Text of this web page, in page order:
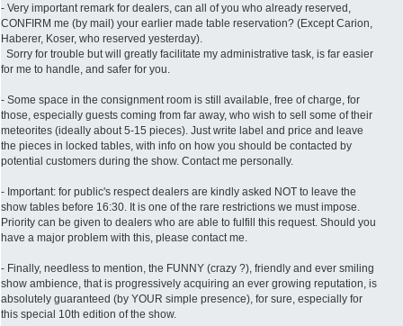
- Very important remark for dealers, can all of you who already reserved,
CONFIRM me (by mail) your earlier made table reservation? (Except Carion,
Haberer, Koser, who reserved yesterday).
Sorry for trouble but will greatly facilitate my administrative task, is far easier
for me to handle, and safer for you.
- Some space in the consignment room is still available, free of charge, for
those, especially guests coming from far away, who wish to sell some of their
meteorites (ideally about 5-15 pieces). Just write label and price and leave
the pieces in locked tables, with info on how you should be contacted by
potential customers during the show. Contact me personally.
- Important: for public's respect dealers are kindly asked NOT to leave the
show tables before 16:30. It is one of the rare restrictions we must impose.
Priority can be given to dealers who are able to fulfill this request. Should you
have a major problem with this, please contact me.
- Finally, needless to mention, the FUNNY (crazy ?), friendly and ever smiling
show ambience, that is progressively acquiring an ever growing reputation, is
absolutely guaranteed (by YOUR simple presence), for sure, especially for
this special 10th edition of the show.